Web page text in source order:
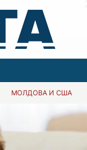
МОЛДОВА И США